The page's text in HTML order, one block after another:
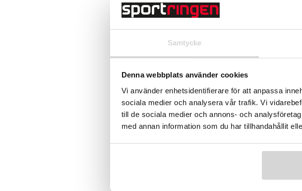
Samtycke
Denna webbplats använder cookies
Vi använder enhetsidentifierare för att anpassa
sociala medier och analysera vår trafik. Vi
till de sociala medier och annons- och
med annan information som du har tillhandahållit
Beskrivning